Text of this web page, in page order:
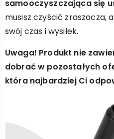
samooczyszczająca się
musisz czyścić zraszacza,
swój czas i wysiłek.
Uwaga! Produkt nie
dobrać w pozostałych
która najbardziej Ci